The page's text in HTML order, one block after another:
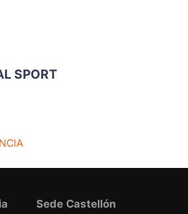
SPORT
Sede Castellón